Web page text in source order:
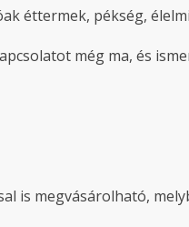
éttermek, pékség,
még ma, és
is megvásárolható,